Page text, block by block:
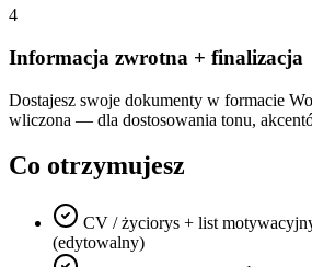
4
Informacja zwrotna + finalizacja
Dostajesz swoje dokumenty w formacie
wliczona — dla dostosowania tonu,
Co otrzymujesz
CV / życiorys + list
(edytowalny)